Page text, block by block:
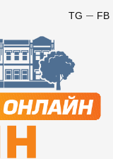
FB
TG